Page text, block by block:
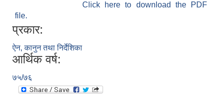
Click here to download the PDF
file.
प्रकार:
ऐन, कानुन तथा निर्देशिका
आर्थिक वर्ष:
७५/७६